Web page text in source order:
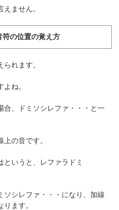
ません。
の位置の覚え方
れます。
ね。
合、ドミソシレファ・・・と一
の音です。
というと、レファラドミ
ソシレファ・・・になり、加線
ます。